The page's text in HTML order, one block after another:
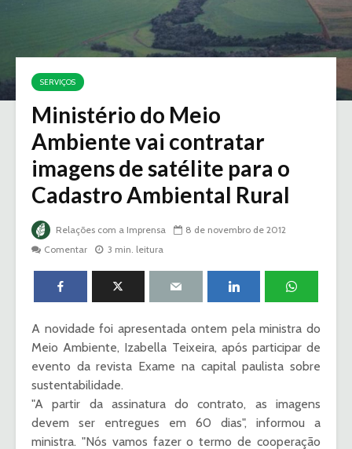
SERVIÇOS
Ministério do Meio
Ambiente vai contratar
imagens de satélite para o
Cadastro Ambiental Rural
Relações com a Imprensa
8 de novembro de 2012
Comentar
3 min. leitura
A novidade foi apresentada ontem pela ministra do
Meio Ambiente, Izabella Teixeira, após participar de
evento da revista Exame na capital paulista sobre
sustentabilidade.
"A partir da assinatura do contrato, as imagens
devem ser entregues em 60 dias", informou a
ministra. "Nós vamos fazer o termo de cooperação